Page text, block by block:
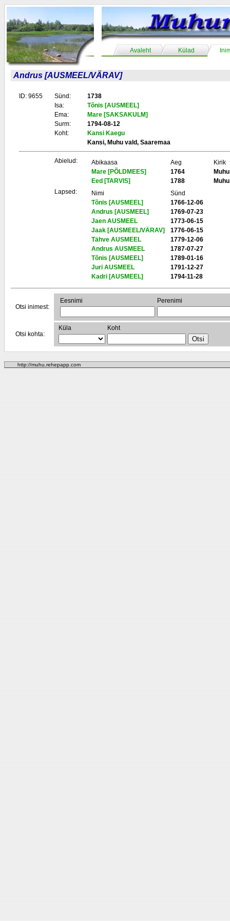
Avaleht Külad
Andrus [AUSMEEL/VÄRAV]
ID: 9655 Sünd:
1738
Isa:
Tõnis [AUSMEEL]
Ema:
Mare [SAKSAKULM]
Surm:
1794-08-12
Koht:
Kansi Kaegu
Kansi, Muhu vald, Saaremaa
Abielud: Abikaasa Aeg
Kirik
Mare [PÕLDMEES]
1764
Muhu
Eed [TARVIS]
1788
Muhu
Lapsed:
Nimi
Sünd
Tõnis [AUSMEEL]
1766-12-06
Andrus [AUSMEEL]
1769-07-23
Jaen AUSMEEL
1773-06-15
Jaak [AUSMEEL/VÄRAV]
1776-06-15
Tähve AUSMEEL
1779-12-06
Andrus AUSMEEL
1787-07-27
Tõnis [AUSMEEL]
1789-01-16
Juri AUSMEEL
1791-12-27
Kadri [AUSMEEL]
1794-11-28
Otsi inimest:
Eesnimi Perenimi
Otsi kohta:
Küla Koht
http://muhu.rehepapp.com